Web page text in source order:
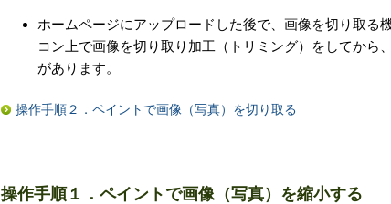
ホームページにアップロードした後で、画像を切り取る
コン上で画像を切り取り加工（トリミング）をしてから
があります。
操作手順２．ペイントで画像（写真）を切り取る
操作手順１．ペイントで画像（写真）を縮小する